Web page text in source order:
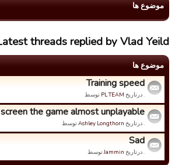
موضوع ها
threads replied by Vlad Yeild
موضوع ها
Training speed
. درتاریخ PL TEAM توسط
the game almost unplayable
. درتاریخ Ashley Longthornتوسط
Sad
. درتاریخ Jamminتوسط